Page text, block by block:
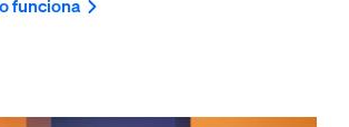
funciona